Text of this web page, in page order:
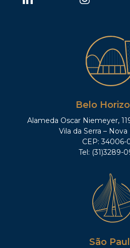
Belo
Alameda Oscar Niemeyer,
Vila da Serra –
CEP: 34006-
Tel: (31)3289-
São